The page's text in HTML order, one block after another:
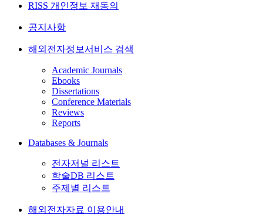
RISS 개인정보 재동의
공지사항
해외전자정보서비스 검색
Academic Journals
Ebooks
Dissertations
Conference Materials
Reviews
Reports
Databases & Journals
전자저널 리스트
학술DB 리스트
주제별 리스트
해외전자자료 이용안내